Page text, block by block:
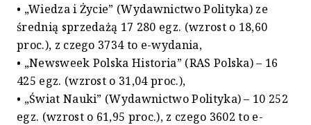
• „Wiedza i Życie” (Wydawnictwo Polityka) ze
średnią sprzedażą 17 280 egz. (wzrost o 18,60
proc.), z czego 3734 to e-wydania,
• „Newsweek Polska Historia” (RAS Polska) – 16
425 egz. (wzrost o 31,04 proc.),
• „Świat Nauki” (Wydawnictwo Polityka) – 10 252
egz. (wzrost o 61,95 proc.), z czego 3602 to e-